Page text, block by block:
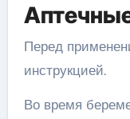
Перед
инструкцией.
Во время